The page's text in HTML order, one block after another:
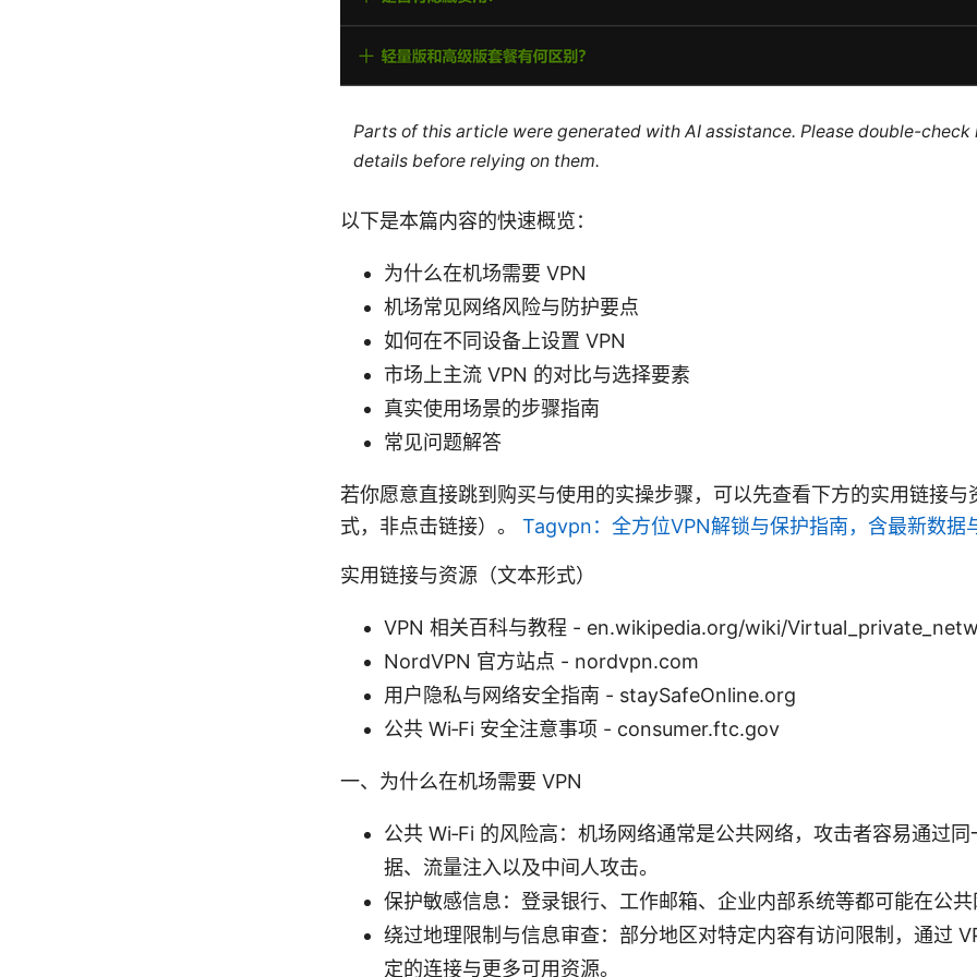
Parts of this article were generated with AI assistance. Please double-
details before relying on them.
以下是本篇内容的快速概览：
为什么在机场需要 VPN
机场常见网络风险与防护要点
如何在不同设备上设置 VPN
市场上主流 VPN 的对比与选择要素
真实使用场景的步骤指南
常见问题解答
若你愿意直接跳到购买与使用的实操步骤，可以先查看下方的实用链接与
式，非点击链接）。 Tagvpn：全方位VPN解锁与保护指南，含最新数据
实用链接与资源（文本形式）
VPN 相关百科与教程 - en.wikipedia.org/wiki/
NordVPN 官方站点 - nordvpn.com
用户隐私与网络安全指南 - staySafeOnline.org
公共 Wi‑Fi 安全注意事项 - consumer.ftc.gov
一、为什么在机场需要 VPN
公共 Wi‑Fi 的风险高：机场网络通常是公共网络，攻击者容易通过同
据、流量注入以及中间人攻击。
保护敏感信息：登录银行、工作邮箱、企业内部系统等都可能在公共
绕过地理限制与信息审查：部分地区对特定内容有访问限制，通过
定的连接与更多可用资源。